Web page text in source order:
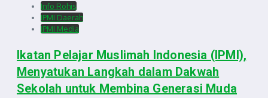
Info Rohis
IPMI Daerah
IPMI Media
Ikatan Pelajar Muslimah Indonesia (IPMI),
Menyatukan Langkah dalam Dakwah
Sekolah untuk Membina Generasi Muda